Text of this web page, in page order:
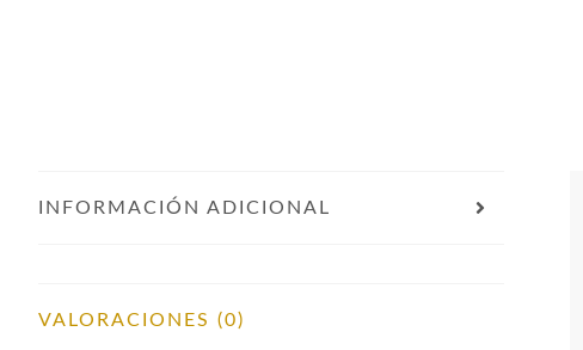
INFORMACIÓN ADICIONAL
VALORACIONES (0)